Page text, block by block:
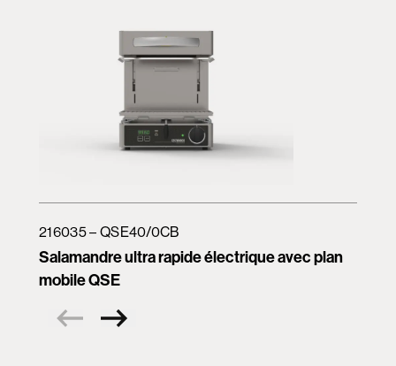
Salamandre ultra rapide électrique avec plan
mobile QSE
216035 – QSE40/0CB